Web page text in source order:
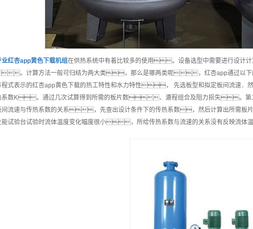
业红杏app黄色下载机组在供热系统中有着比较多的使用。设备选型中需要进行设
。计算方法一般可归结为两大类，那么是哪两类呢，红杏app通过以
程式表示的红杏app黄色下载的热工特性和水力特性， 先选板型和拟定板间流速．
系数K。通过几次试算得到所需的板片数、漉程组合及阻力损失。第
间流速与传热系数的关系，先查出设计条件下的传热系数，然后计算出所需
能试验台试验时流体温度变化幅度很小，所给传热系数与流速的关系没有反映流体